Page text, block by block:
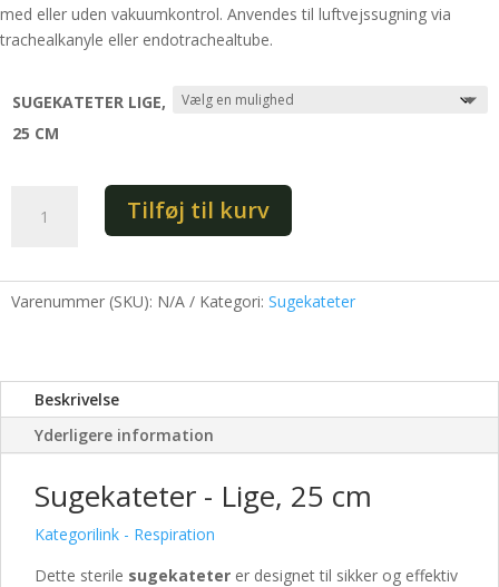
med eller uden vakuumkontrol. Anvendes til luftvejssugning via
trachealkanyle eller endotrachealtube.
SUGEKATETER LIGE,
25 CM
cm
Tilføj til kurv
Varenummer (SKU): N/A Kategori: Sugekateter
Beskrivelse
Yderligere information
Sugekateter - Lige, 25 cm
Kategorilink - Respiration
Dette sterile sugekateter er designet til sikker og effektiv